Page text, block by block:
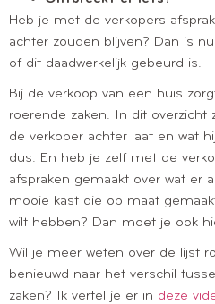
Heb je met de verkopers
achter zouden blijven? Dan is
of dit daadwerkelijk gebeurd is.
Bij de verkoop van een huis
roerende zaken. In dit overzicht
de verkoper achter laat en wat
dus. En heb je zelf met de
afspraken gemaakt over wat er
mooie kast die op maat
wilt hebben? Dan moet je ook
Wil je meer weten over de lijst
benieuwd naar het verschil
zaken? Ik vertel je er in deze